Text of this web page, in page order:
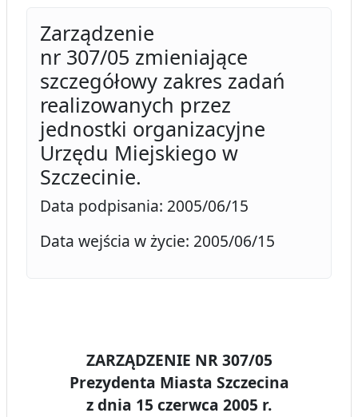
Zarządzenie
nr 307/05 zmieniające
szczegółowy zakres zadań
realizowanych przez
jednostki organizacyjne
Urzędu Miejskiego w
Szczecinie.
Data podpisania: 2005/06/15
Data wejścia w życie: 2005/06/15
ZARZĄDZENIE NR 307/05
Prezydenta Miasta Szczecina
z dnia 15 czerwca 2005 r.